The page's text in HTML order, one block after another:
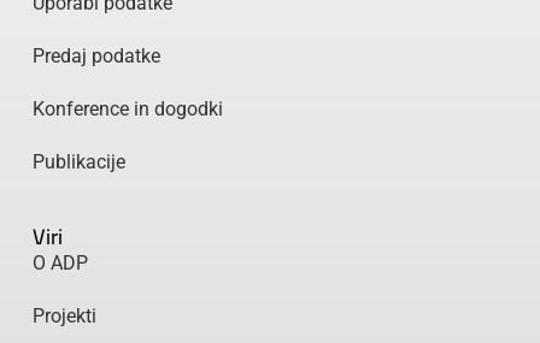
Predaj podatke
Konference in dogodki
Publikacije
Viri
O ADP
Projekti